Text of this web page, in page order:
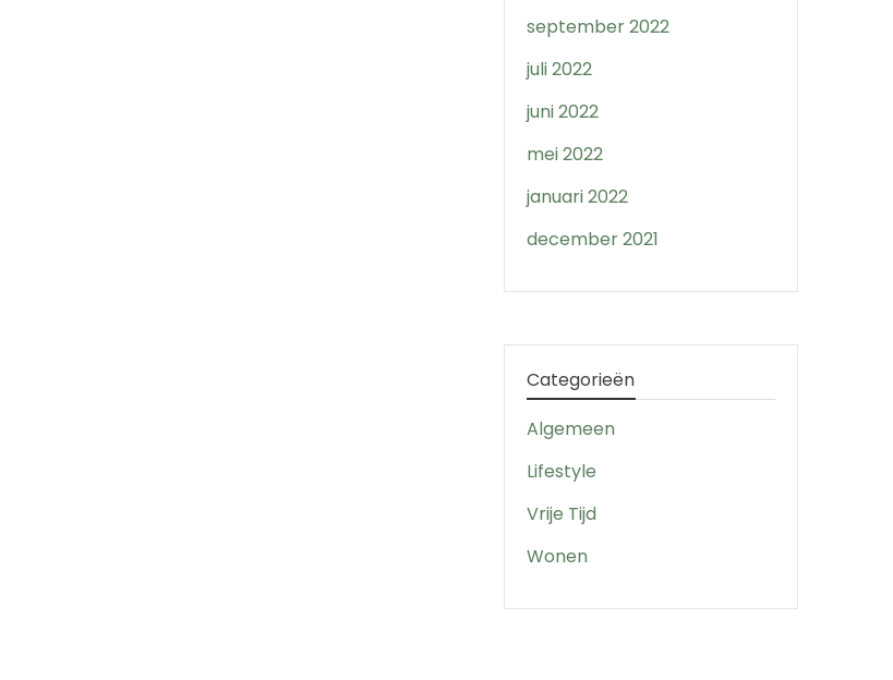
september 2022
juli 2022
juni 2022
mei 2022
januari 2022
december 2021
Categorieën
Algemeen
Lifestyle
Vrije Tijd
Wonen